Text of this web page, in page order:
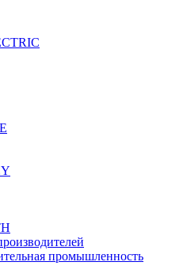
промышленность